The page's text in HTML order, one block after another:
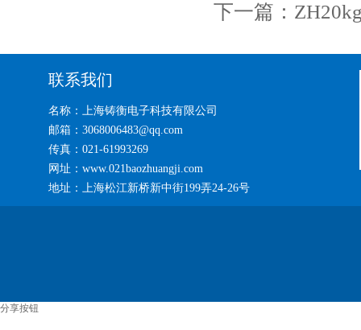
下一篇：
联系我们
名称：上海铸衡电子科技有限公司
邮箱：3068006483@qq.com
传真：021-61993269
网址：www.021baozhuangji.com
地址：上海松江新桥新中街199弄24-26号
分享按钮